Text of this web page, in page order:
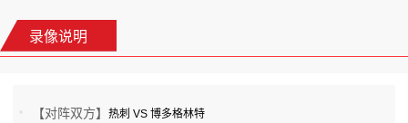
录像说明
【对阵双方】热刺 VS 博多格林特